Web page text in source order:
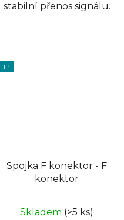
stabilní přenos signálu.
TIP
Spojka F konektor - F
konektor
Skladem (>5 ks)